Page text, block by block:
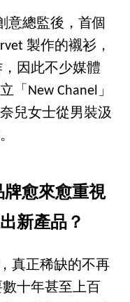
意總監後，首個
製作的襯衫，
因此不少媒體
「New Chanel」
兒女士從男裝汲
牌愈來愈重視
新產品？
真正稀缺的不再
十年甚至上百